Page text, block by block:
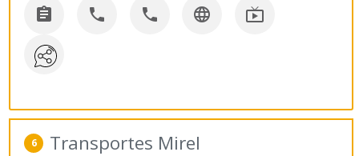
    
6 Transportes Mirel